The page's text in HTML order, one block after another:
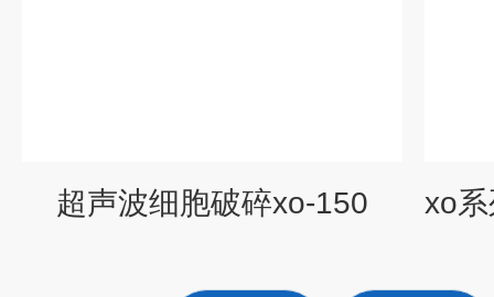
超声波细胞破碎xo-150